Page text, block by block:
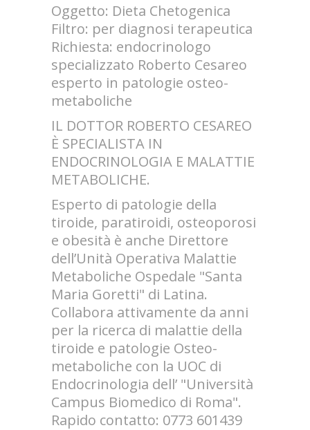
Oggetto: Dieta Chetogenica
Filtro: per diagnosi terapeutica
Richiesta: endocrinologo
specializzato Roberto Cesareo
esperto in patologie osteo-
metaboliche
IL DOTTOR ROBERTO CESAREO
È SPECIALISTA IN
ENDOCRINOLOGIA E MALATTIE
METABOLICHE.
Esperto di patologie della
tiroide, paratiroidi, osteoporosi
e obesità è anche Direttore
dell’Unità Operativa Malattie
Metaboliche Ospedale "Santa
Maria Goretti" di Latina.
Collabora attivamente da anni
per la ricerca di malattie della
tiroide e patologie Osteo-
metaboliche con la UOC di
Endocrinologia dell’ "Università
Campus Biomedico di Roma".
Rapido contatto: 0773 601439